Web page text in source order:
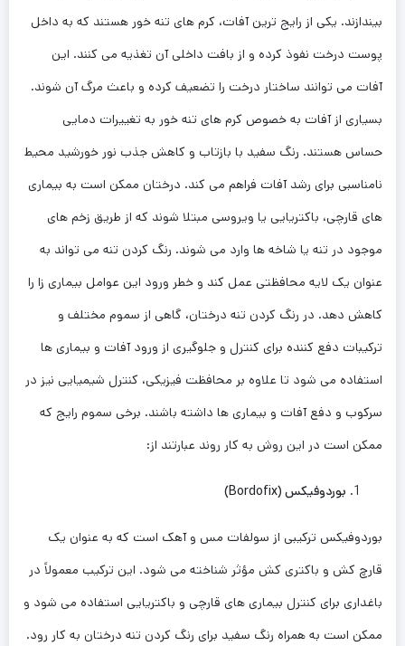
بیندازند. یکی از رایج ‌ترین آفات، کرم‌ های تنه‌ خور هستند که به داخل
پوست درخت نفوذ کرده و از بافت داخلی آن تغذیه می ‌کنند. این
آفات می ‌توانند ساختار درخت را تضعیف کرده و باعث مرگ آن شوند.
بسیاری از آفات به خصوص کرم‌ های تنه‌ خور به تغییرات دمایی
حساس هستند. رنگ سفید با بازتاب و کاهش جذب نور خورشید محیط
نامناسبی برای رشد آفات فراهم می‌ کند. درختان ممکن است به بیماری
‌های قارچی، باکتریایی یا ویروسی مبتلا شوند که از طریق زخم‌ های
موجود در تنه یا شاخه ‌ها وارد می ‌شوند. رنگ کردن تنه می ‌تواند به
عنوان یک لایه محافظتی عمل کند و خطر ورود این عوامل بیماری ‌زا را
کاهش دهد. در رنگ کردن تنه درختان، گاهی از سموم مختلف و
ترکیبات دفع کننده برای کنترل و جلوگیری از ورود آفات و بیماری ‌ها
استفاده می‌ شود تا علاوه بر محافظت فیزیکی، کنترل شیمیایی نیز در
سرکوب و دفع آفات و بیماری ها داشته باشند. برخی سموم رایج که
ممکن است در این روش به کار روند عبارتند از:
بوردوفیکس (Bordofix
)
بوردوفیکس ترکیبی از سولفات مس و آهک است که به عنوان یک
قارچ‌ کش و باکتری کش مؤثر شناخته می ‌شود. این ترکیب معمولاً در
باغداری برای کنترل بیماری‌ های قارچی و باکتریایی استفاده می ‌شود و
ممکن است به همراه رنگ سفید برای رنگ کردن تنه درختان به کار رود.